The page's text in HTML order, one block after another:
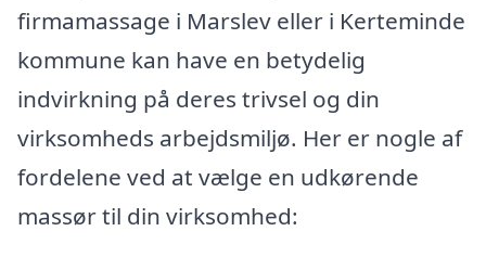
firmamassage i Marslev eller i Kerteminde
kommune kan have en betydelig
indvirkning på deres trivsel og din
virksomheds arbejdsmiljø. Her er nogle af
fordelene ved at vælge en udkørende
massør til din virksomhed: